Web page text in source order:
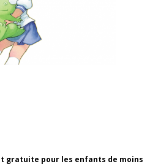
gratuite pour les enfants de moins